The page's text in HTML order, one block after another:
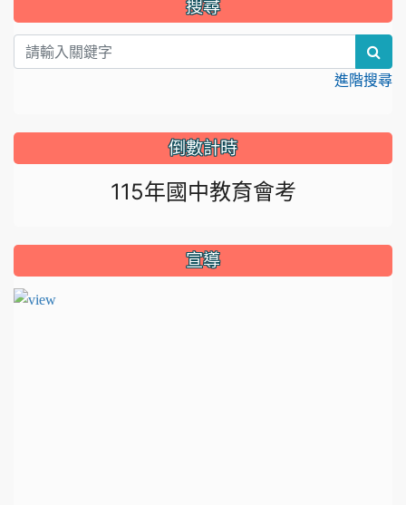
搜尋
進階搜尋
倒數計時
115年國中教育會考
宣導